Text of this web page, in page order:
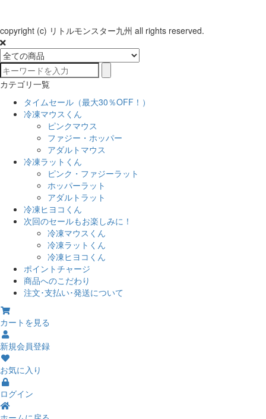
copyright (c) リトルモンスター九州 all rights reserved.
カテゴリ一覧
タイムセール（最大30％OFF！）
冷凍マウスくん
ピンクマウス
ファジー・ホッパー
アダルトマウス
冷凍ラットくん
ピンク・ファジーラット
ホッパーラット
アダルトラット
冷凍ヒヨコくん
次回のセールもお楽しみに！
冷凍マウスくん
冷凍ラットくん
冷凍ヒヨコくん
ポイントチャージ
商品へのこだわり
注文･支払い･発送について
カートを見る
新規会員登録
お気に入り
ログイン